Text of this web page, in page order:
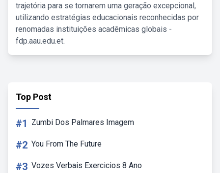
trajetória para se tornarem uma geração excepcional,
utilizando estratégias educacionais reconhecidas por
renomadas instituições acadêmicas globais -
fdp.aau.edu.et.
Top Post
#1 Zumbi Dos Palmares Imagem
#2 You From The Future
#3 Vozes Verbais Exercicios 8 Ano